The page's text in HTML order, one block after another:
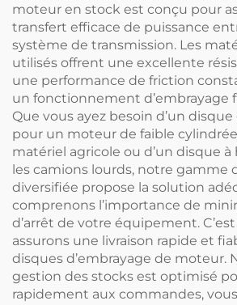
moteur en stock est conçu pour
transfert efficace de puissance
système de transmission. Les
utilisés offrent une excellente
une performance de friction
un fonctionnement d’embrayage
Que vous ayez besoin d’un disque
pour un moteur de faible
matériel agricole ou d’un disque
les camions lourds, notre gamme
diversifiée propose la solution
comprenons l’importance de
d’arrêt de votre équipement.
assurons une livraison rapide et
disques d’embrayage de moteur.
gestion des stocks est optimisé
rapidement aux commandes,